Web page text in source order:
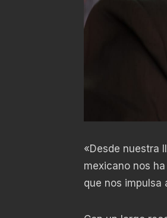
«Desde nuestra
mexicano nos
que nos impulsa